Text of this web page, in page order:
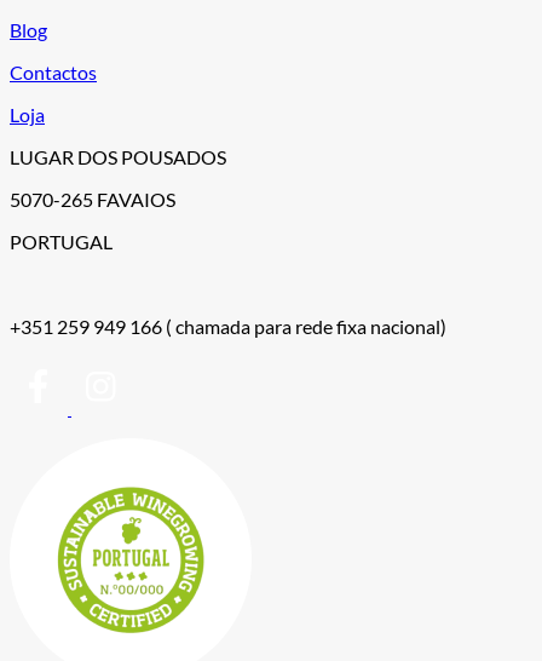
Blog
Contactos
Loja
LUGAR DOS POUSADOS
5070-265 FAVAIOS
PORTUGAL
+351 259 949 166 ( chamada para rede fixa nacional)